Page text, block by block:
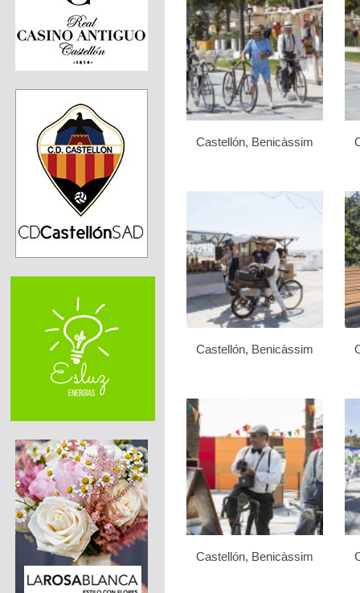
Castellón, Benicàssim
Castellón, Benicàssim
Castellón, Benicàssim